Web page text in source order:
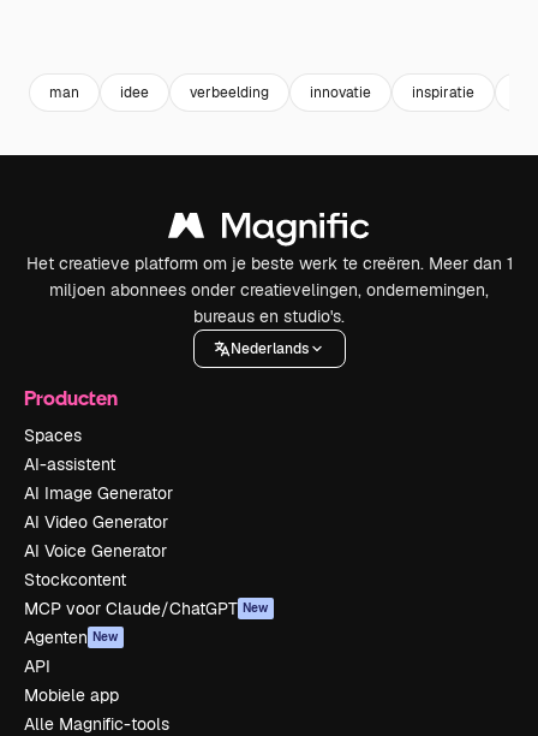
man idee verbeelding innovatie inspiratie
Het creatieve platform om je beste werk te creëren. Meer dan 1
miljoen abonnees onder creatievelingen, ondernemingen,
bureaus en studio's.
Nederlands
Producten
Spaces
AI-assistent
AI Image Generator
AI Video Generator
AI Voice Generator
Stockcontent
MCP voor Claude/ChatGPT New
Agenten New
API
Mobiele app
Alle Magnific-tools